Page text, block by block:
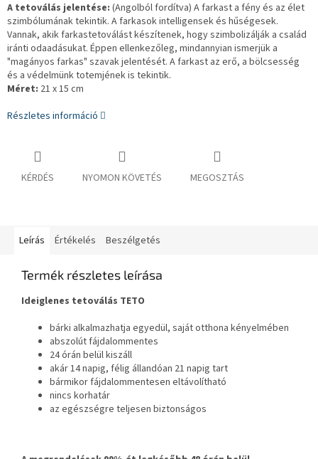
A tetoválás jelentése: (Angolból fordítva) A farkast a fény és az élet
szimbólumának tekintik. A farkasok intelligensek és hűségesek.
Vannak, akik farkastetoválást készítenek, hogy szimbolizálják a család
iránti odaadásukat. Éppen ellenkezőleg, mindannyian ismerjük a
"magányos farkas" szavak jelentését. A farkast az erő, a bölcsesség
és a védelmünk totemjének is tekintik.
Méret: 21 x 15 cm
Részletes információ
KÉRDÉS NYOMON KÖVETÉS MEGOSZTÁS
Leírás Értékelés Beszélgetés
Termék részletes leírása
Ideiglenes tetoválás TETO
bárki alkalmazhatja egyedül, saját otthona kényelmében
abszolút fájdalommentes
24 órán belül kiszáll
akár 14 napig, félig állandóan 21 napig tart
bármikor fájdalommentesen eltávolítható
nincs korhatár
az egészségre teljesen biztonságos